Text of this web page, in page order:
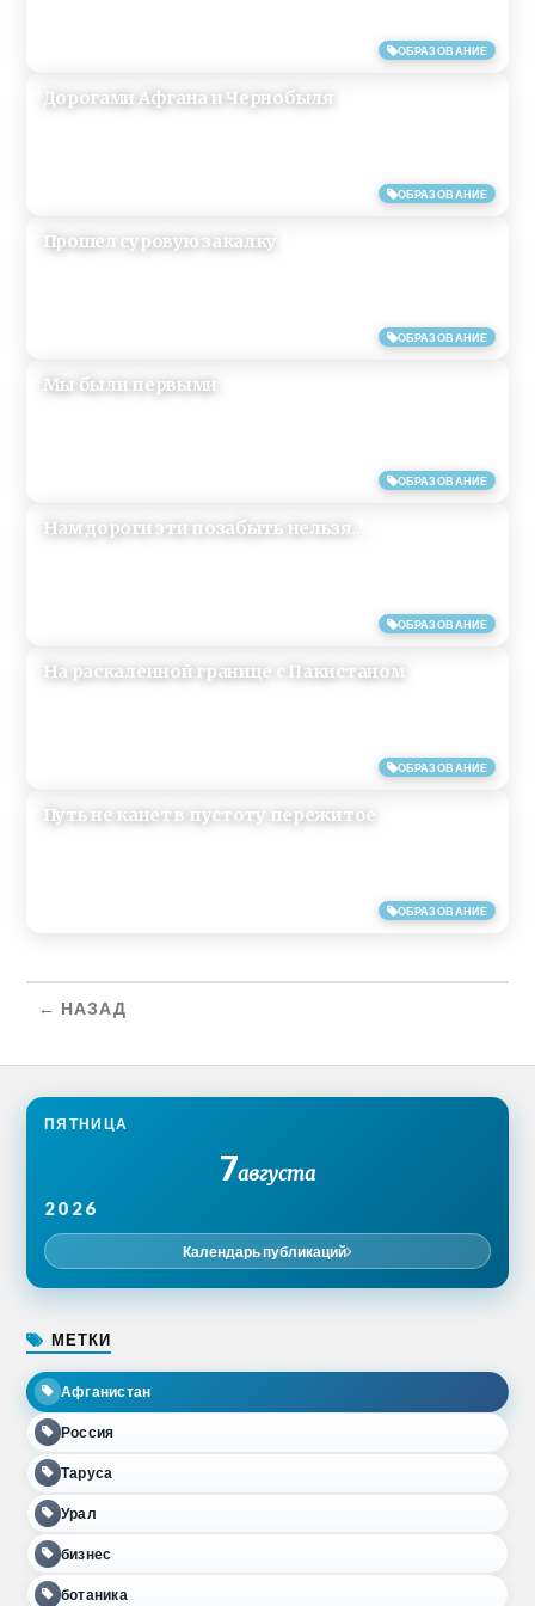
ОБРАЗОВАНИЕ
ОБРАЗОВАНИЕ
Дорогами Афгана и Чернобыля
ОБРАЗОВАНИЕ
Прошел суровую закалку
ОБРАЗОВАНИЕ
Мы были первыми
ОБРАЗОВАНИЕ
Нам дороги эти позабыть нельзя…
ОБРАЗОВАНИЕ
На раскаленной границе с Пакистаном
ОБРАЗОВАНИЕ
Путь не канет в пустоту пережитое
← НАЗАД
ПЯТНИЦА
7августа
2026
Календарь публикаций
МЕТКИ
Афганистан
Россия
Таруса
Урал
бизнес
ботаника